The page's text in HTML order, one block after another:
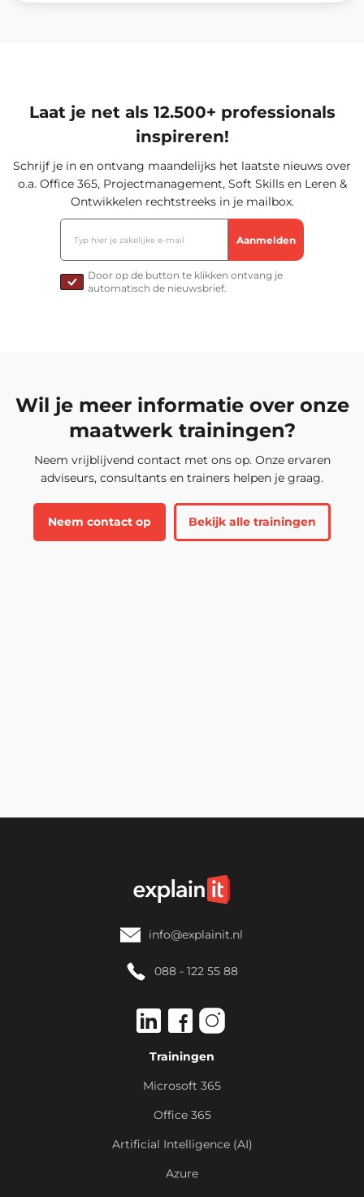
Laat je net als 12.500+ professionals
inspireren!
Schrijf je in en ontvang maandelijks het laatste nieuws over
o.a. Office 365, Projectmanagement, Soft Skills en Leren &
Ontwikkelen rechtstreeks in je mailbox.
Door op de button te klikken ontvang je
automatisch de nieuwsbrief.
Wil je meer informatie over onze
maatwerk trainingen?
Neem vrijblijvend contact met ons op. Onze ervaren
adviseurs, consultants en trainers helpen je graag.
Neem contact op Bekijk alle trainingen
info@explainit.nl
088 - 122 55 88
Trainingen
Microsoft 365
Office 365
Artificial Intelligence (AI)
Azure